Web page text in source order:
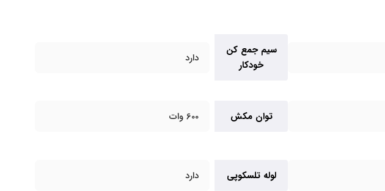
سیم جمع کن
خودکار
دارد
توان مکش 600 وات
لوله تلسکوپی دارد